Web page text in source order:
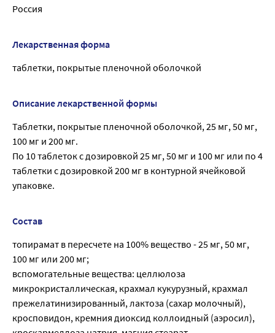
Россия
Лекарственная форма
таблетки, покрытые пленочной оболочкой
Описание лекарственной формы
Таблетки, покрытые пленочной оболочкой, 25 мг, 50 мг,
100 мг и 200 мг.
По 10 таблеток с дозировкой 25 мг, 50 мг и 100 мг или по 4
таблетки с дозировкой 200 мг в контурной ячейковой
упаковке.
Состав
топирамат в пересчете на 100% вещество - 25 мг, 50 мг,
100 мг или 200 мг;
вспомогательные вещества: целлюлоза
микрокристаллическая, крахмал кукурузный, крахмал
прежелатинизированный, лактоза (сахар молочный),
кросповидон, кремния диоксид коллоидный (аэросил),